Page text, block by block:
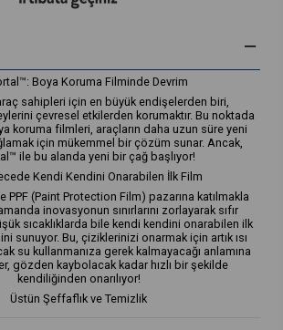
Boya Koruma Filminde Devrim
sahipleri için en büyük endişelerden biri,
çevresel etkilerden korumaktır. Bu noktada
koruma filmleri, araçların daha uzun süre yeni
için mükemmel bir çözüm sunar. Ancak,
ile bu alanda yeni bir çağ başlıyor!
Kendi Kendini Onarabilen İlk Film
(Paint Protection Film) pazarına katılmakla
inovasyonun sınırlarını zorlayarak sıfır
sıcaklıklarda bile kendi kendini onarabilen ilk
sunuyor. Bu, çiziklerinizi onarmak için artık ısı
su kullanmanıza gerek kalmayacağı anlamına
gözden kaybolacak kadar hızlı bir şekilde
kendiliğinden onarılıyor!
Üstün Şeffaflık ve Temizlik